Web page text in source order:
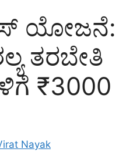
ಯೋಜನೆ:
ತರಬೇತಿ
₹3000
Nayak